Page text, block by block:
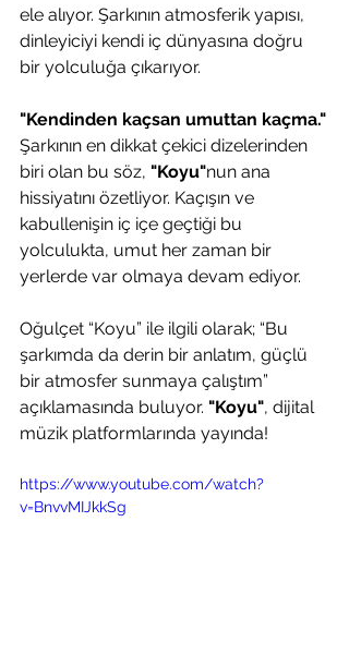
ele alıyor. Şarkının atmosferik yapısı,
dinleyiciyi kendi iç dünyasına doğru
bir yolculuğa çıkarıyor.
"Kendinden kaçsan umuttan kaçma."
Şarkının en dikkat çekici dizelerinden
biri olan bu söz, "Koyu"nun ana
hissiyatını özetliyor. Kaçışın ve
kabullenişin iç içe geçtiği bu
yolculukta, umut her zaman bir
yerlerde var olmaya devam ediyor.
Oğulçet “Koyu” ile ilgili olarak; “Bu
şarkımda da derin bir anlatım, güçlü
bir atmosfer sunmaya çalıştım”
açıklamasında buluyor. "Koyu", dijital
müzik platformlarında yayında!
https://www.youtube.com/watch?
v=BnvvMIJkkSg